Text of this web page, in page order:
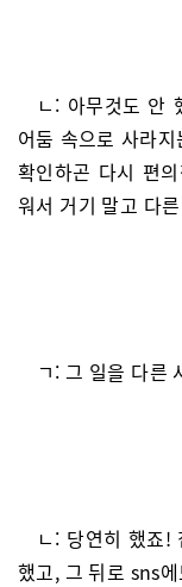
ㄴ: 아무것도 안
어둠 속으로 사라
확인하곤 다시 편
워서 거기 말고 다
ㄱ: 그 일을 다른
ㄴ: 당연히 했죠!
했고, 그 뒤로 sns